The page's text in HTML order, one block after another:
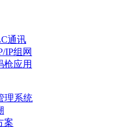
通讯
IP组网
枪应用
理系统
案